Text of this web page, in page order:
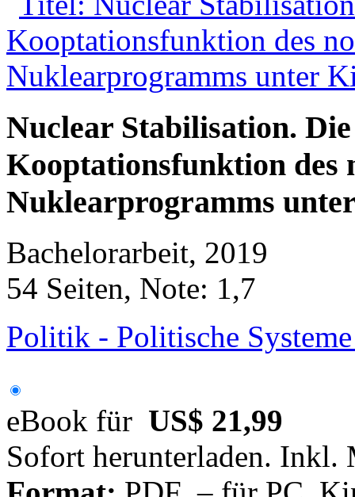
Nuclear Stabilisation.
Kooptationsfunktion des
Nuklearprogramms
Bachelorarbeit, 2019
54 Seiten, Note: 1,7
Politik - Politische
eBook für US$ 21,99
Sofort herunterladen. Inkl.